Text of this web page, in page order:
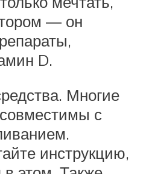
— он
D.
Многие
с
инструкцию,